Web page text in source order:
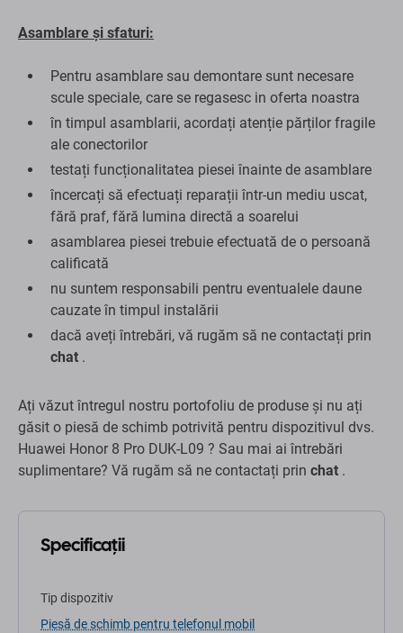
Asamblare și sfaturi:
Pentru asamblare sau demontare sunt necesare
scule speciale, care se regasesc in oferta noastra
în timpul asamblarii, acordați atenție părților fragile
ale conectorilor
testați funcționalitatea piesei înainte de asamblare
încercați să efectuați reparații într-un mediu uscat,
fără praf, fără lumina directă a soarelui
asamblarea piesei trebuie efectuată de o persoană
calificată
nu suntem responsabili pentru eventualele daune
cauzate în timpul instalării
dacă aveți întrebări, vă rugăm să ne contactați prin
chat .
Ați văzut întregul nostru portofoliu de produse și nu ați
găsit o piesă de schimb potrivită pentru dispozitivul dvs.
Huawei Honor 8 Pro DUK-L09 ? Sau mai ai întrebări
suplimentare? Vă rugăm să ne contactați prin chat .
Specificații
Tip dispozitiv
Piesă de schimb pentru telefonul mobil